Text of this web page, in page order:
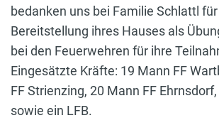
bedanken uns bei Familie Schlattl
Bereitstellung ihres Hauses als
bei den Feuerwehren für ihre
Eingesätzte Kräfte: 19 Mann FF
FF Strienzing, 20 Mann FF Ehrnsdorf,
sowie ein LFB.